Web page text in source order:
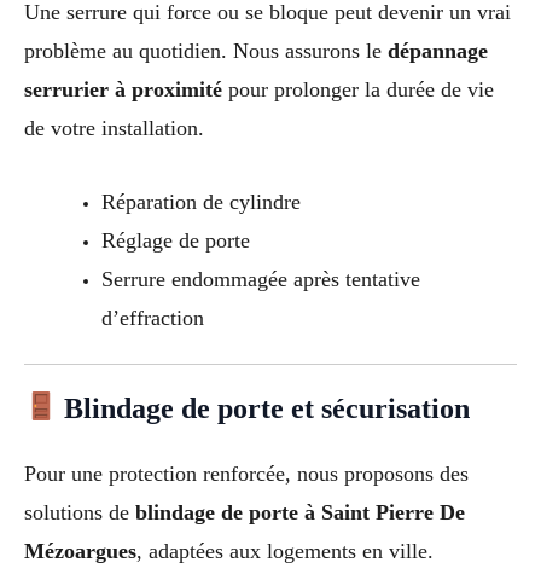
Une serrure qui force ou se bloque peut devenir un vrai
problème au quotidien. Nous assurons le dépannage
serrurier à proximité pour prolonger la durée de vie
de votre installation.
Réparation de cylindre
Réglage de porte
Serrure endommagée après tentative
d’effraction
Blindage de porte et sécurisation
Pour une protection renforcée, nous proposons des
solutions de blindage de porte à Saint Pierre De
Mézoargues, adaptées aux logements en ville.